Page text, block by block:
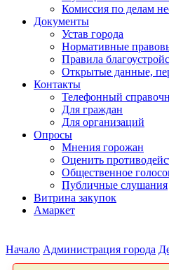
Комиссия по делам
Документы
Устав города
Нормативные
Правила
Открытые данные,
Контакты
Телефонный
Для граждан
Для организаций
Опросы
Мнения горожан
Оценить
Общественное
Публичные слушания
Витрина закупок
Амаркет
Начало Администрация города